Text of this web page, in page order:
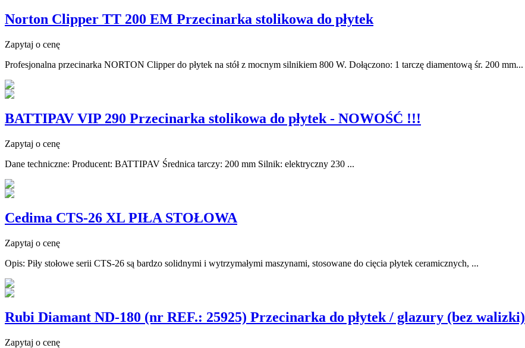
Norton Clipper TT 200 EM Przecinarka stolikowa do płytek
Zapytaj o cenę
Profesjonalna przecinarka NORTON Clipper do płytek na stół z mocnym silnikiem 800 W. Dołączono: 1 tarczę diamentową śr. 200 mm...
BATTIPAV VIP 290 Przecinarka stolikowa do płytek - NOWOŚĆ !!!
Zapytaj o cenę
Dane techniczne: Producent: BATTIPAV Średnica tarczy: 200 mm Silnik: elektryczny 230 ...
Cedima CTS-26 XL PIŁA STOŁOWA
Zapytaj o cenę
Opis: Piły stołowe serii CTS-26 są bardzo solidnymi i wytrzymałymi maszynami, stosowane do cięcia płytek ceramicznych, ...
Rubi Diamant ND-180 (nr REF.: 25925) Przecinarka do płytek / glazury (bez walizki)
Zapytaj o cenę